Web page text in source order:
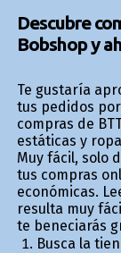
Descubre
Bobshop y
Te gustaría
tus pedidos
compras de
estáticas y
Muy fácil, solo
tus compras
económicas.
resulta muy
te beneficiarás
Busca la